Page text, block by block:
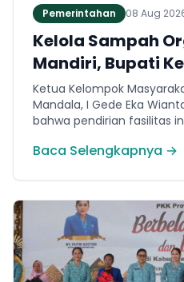
Pemerintahan 08 Aug
Kelola Sampah
Mandiri, Bupati
Apresiasi Tinggi
Mandala
Ketua Kelompok
Mandala, I Gede Eka
bahwa pendirian fasilitas
2026.
Baca Selengkapnya →